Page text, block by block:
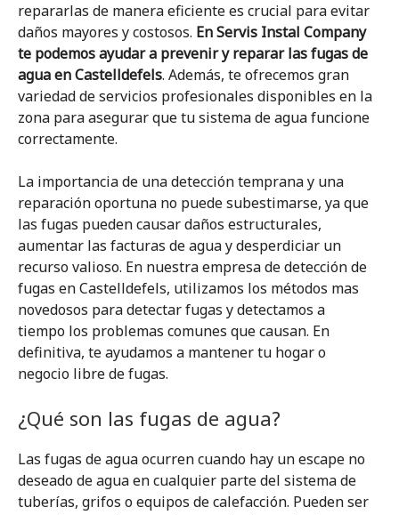
repararlas de manera eficiente es crucial para evitar
daños mayores y costosos. En Servis Instal Company
te podemos ayudar a prevenir y reparar las fugas de
agua en Castelldefels. Además, te ofrecemos gran
variedad de servicios profesionales disponibles en la
zona para asegurar que tu sistema de agua funcione
correctamente.
La importancia de una detección temprana y una
reparación oportuna no puede subestimarse, ya que
las fugas pueden causar daños estructurales,
aumentar las facturas de agua y desperdiciar un
recurso valioso. En nuestra empresa de detección de
fugas en Castelldefels, utilizamos los métodos mas
novedosos para detectar fugas y detectamos a
tiempo los problemas comunes que causan. En
definitiva, te ayudamos a mantener tu hogar o
negocio libre de fugas.
¿Qué son las fugas de agua?
Las fugas de agua ocurren cuando hay un escape no
deseado de agua en cualquier parte del sistema de
tuberías, grifos o equipos de calefacción. Pueden ser